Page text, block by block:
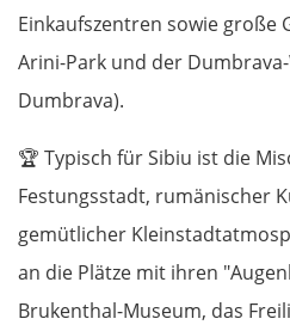
Einkaufszentren sowie große
Arini-Park und der
Dumbrava).
🏆 Typisch für Sibiu ist die
Festungsstadt, rumänischer
gemütlicher
an die Plätze mit ihren
Brukenthal-Museum, das